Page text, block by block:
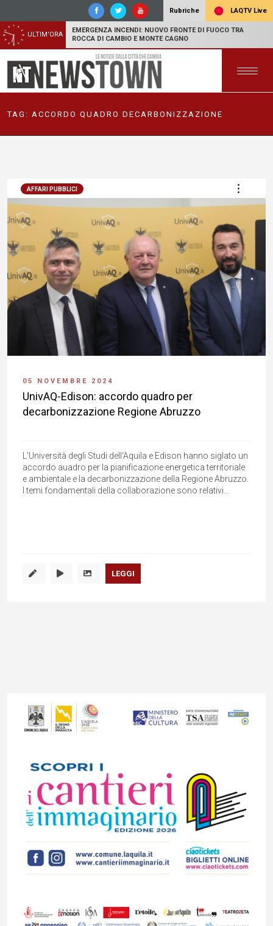
Rubriche LAQTV Live
ULTIM'ORA
EMERGENZA INCENDI: NUOVO FRONTE DI FUOCO TRA
ROCCA DI CAMBIO E MONTE CAGNO
TAG: ACCORDO QUADRO DECARBONIZZAZIONE
AFFARI PUBBLICI
05 NOVEMBRE 2024
UnivAQ-Edison: accordo quadro per
decarbonizzazione Regione Abruzzo
L'Università degli Studi dell'Aquila e Edison hanno siglato un
accordo auadro per la pianificazione energetica territoriale
e ambientale e la decarbonizzazione della Regione Abruzzo.
I temi fondamentali della collaborazione sono relativi...
LEGGI